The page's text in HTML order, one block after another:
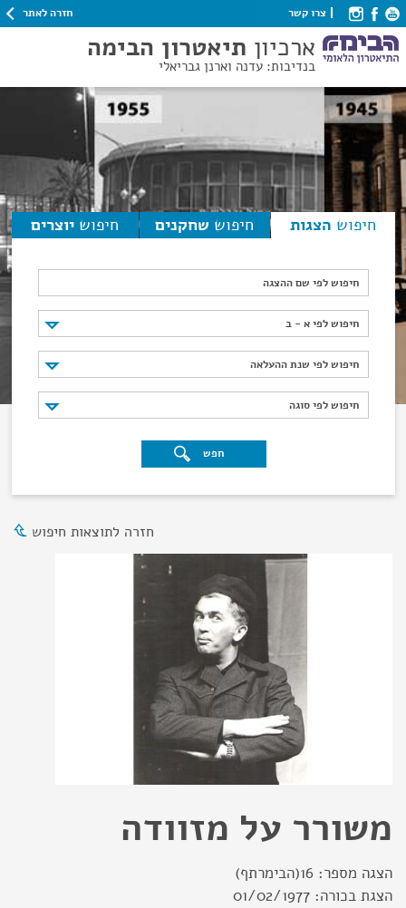
צרו קשר חזרה לאתר
ארכיון תיאטרון הבימה
בנדיבות: עדנה וארנן גבריאלי
חיפוש הצגות חיפוש שחקנים חיפוש יוצרים
חיפוש לפי שם ההצגה
חיפוש לפי א - ב
חיפוש לפי א - ב
חיפוש לפי שנת ההעלאה
חיפוש לפי שנת ההעלאה
חיפוש לפי סוגה
חיפוש לפי סוגה
חפש
חזרה לתוצאות חיפוש
משורר על מזוודה
הצגה מספר: 16(הבימרתף)
הצגת בכורה: 01/02/1977